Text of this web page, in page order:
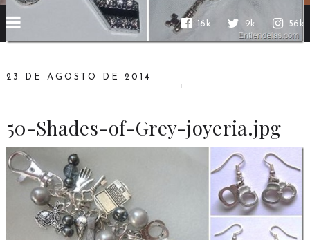
16k 9k 56k
23 DE AGOSTO DE 2014
50-Shades-of-Grey-joyeria.jpg